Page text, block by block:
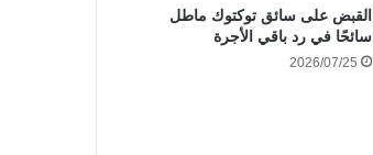
القبض على سائق توكتوك ماطل
سائحًا في رد باقي الأجرة
2026/07/25